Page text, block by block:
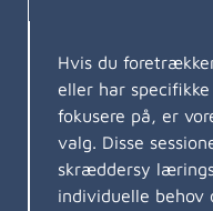
Hvis du
eller har
fokusere på, er
valg. Disse
skræddersy
individuelle behov